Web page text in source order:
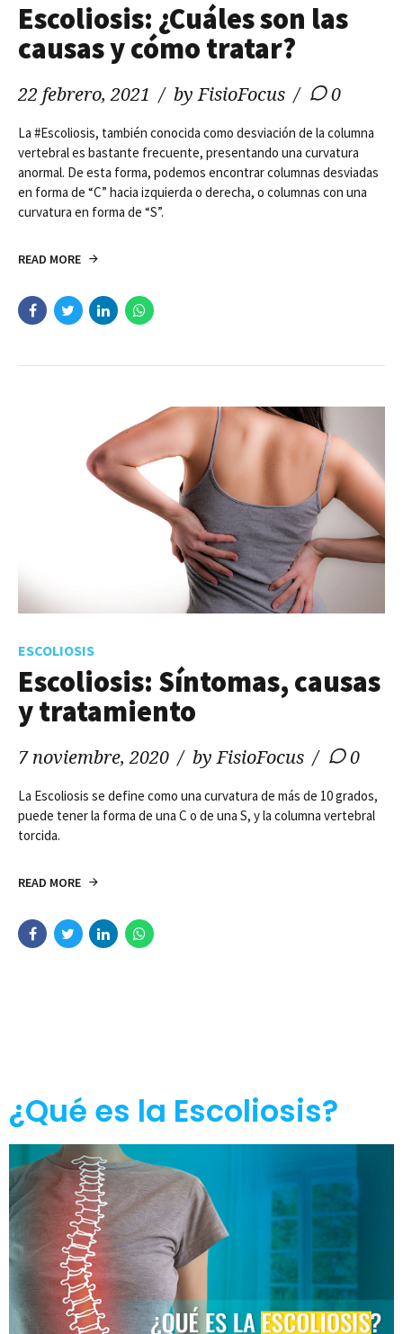
Escoliosis: ¿Cuáles son las
causas y cómo tratar?
22 febrero, 2021 by FisioFocus 0
La #Escoliosis, también conocida como desviación de la columna
vertebral es bastante frecuente, presentando una curvatura
anormal. De esta forma, podemos encontrar columnas desviadas
en forma de “C” hacia izquierda o derecha, o columnas con una
curvatura en forma de “S”.
READ MORE
ESCOLIOSIS
Escoliosis: Síntomas, causas
y tratamiento
7 noviembre, 2020 by FisioFocus 0
La Escoliosis se define como una curvatura de más de 10 grados,
puede tener la forma de una C o de una S, y la columna vertebral
torcida.
READ MORE
¿Qué es la Escoliosis?